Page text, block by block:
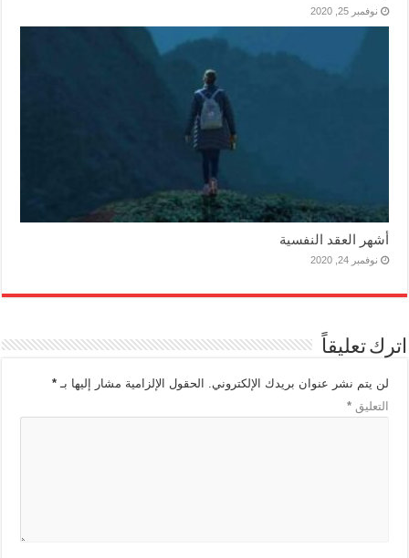
نوفمبر 25, 2020
أشهر العقد النفسية
نوفمبر 24, 2020
اترك تعليقاً
لن يتم نشر عنوان بريدك الإلكتروني. الحقول الإلزامية مشار إليها بـ*
التعليق*